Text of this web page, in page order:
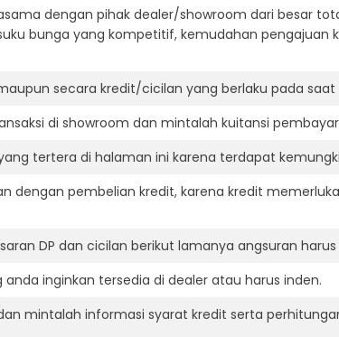
dengan pihak dealer/showroom dari besar
bunga yang kompetitif, kemudahan pengajuan
secara kredit/cicilan yang berlaku pada saat
di showroom dan mintalah kuitansi
tertera di halaman ini karena terdapat
dengan pembelian kredit, karena kredit
DP dan cicilan berikut lamanya angsuran harus
inginkan tersedia di dealer atau harus inden.
mintalah informasi syarat kredit serta